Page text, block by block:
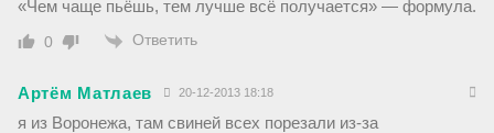
«Чем чаще пьёшь, тем лучше всё получается» — формула.
0 Ответить
Артём Матлаев 20-12-2013 18:18
я из Воронежа, там свиней всех порезали из-за